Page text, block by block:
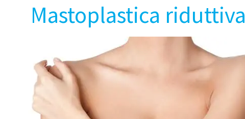
Mastoplastica riduttiva